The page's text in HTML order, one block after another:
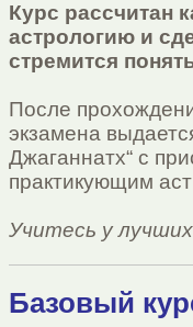
Курс рассчитан
астрологию и
стремится
После
экзамена
Джаганнатх“ с
практикующим
Учитесь у
Базовый